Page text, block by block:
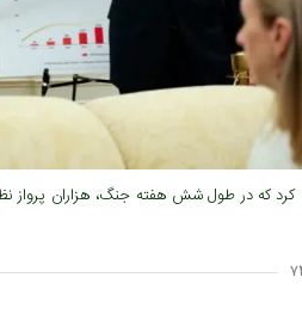
کرد که در طول شش هفته جنگ، هزاران پرواز